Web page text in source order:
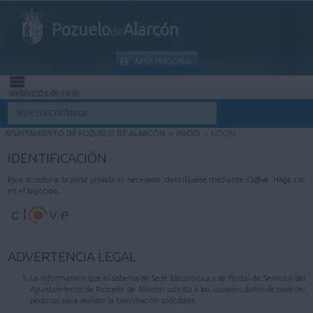
PozuelodeAlarcón
ÁREA PERSONAL
INICIO
MI CARPETA
INFORMACIÓN MUNICIPAL
AYUDA
09/08/2026 05:59:05
SEDE ELECTRÓNICA
AYUNTAMIENTO DE POZUELO DE ALARCÓN > INICIO > LOGIN
IDENTIFICACIÓN
Para acceder a la zona privada es necesario identificarse mediante Cl@ve. Haga clic
en el logotipo.
ADVERTENCIA LEGAL
Le informamos que el sistema de Sede Electrónica y de Portal de Servicios del
Ayuntamiento de Pozuelo de Alarcón solicita a los usuarios datos de carácter
personal para realizar la tramitación solicitada.